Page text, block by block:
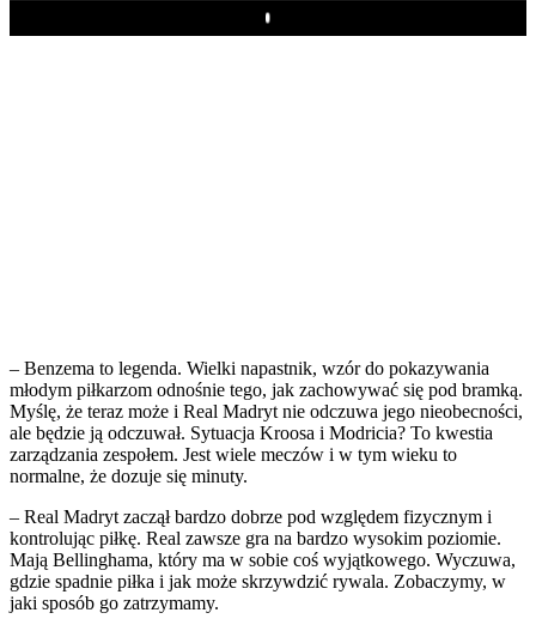
Play
– Benzema to legenda. Wielki napastnik, wzór do pokazywania
młodym piłkarzom odnośnie tego, jak zachowywać się pod bramką.
Myślę, że teraz może i Real Madryt nie odczuwa jego nieobecności,
ale będzie ją odczuwał. Sytuacja Kroosa i Modricia? To kwestia
zarządzania zespołem. Jest wiele meczów i w tym wieku to
normalne, że dozuje się minuty.
– Real Madryt zaczął bardzo dobrze pod względem fizycznym i
kontrolując piłkę. Real zawsze gra na bardzo wysokim poziomie.
Mają Bellinghama, który ma w sobie coś wyjątkowego. Wyczuwa,
gdzie spadnie piłka i jak może skrzywdzić rywala. Zobaczymy, w
jaki sposób go zatrzymamy.